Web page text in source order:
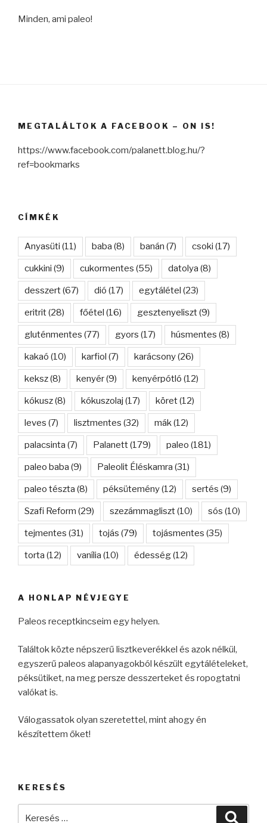
Minden, ami paleo!
MEGTALÁLTOK A FACEBOOK – ON IS!
https://www.facebook.com/palanett.blog.hu/?
ref=bookmarks
CÍMKÉK
Anyasüti (11) baba (8) banán (7) csoki (17)
cukkini (9) cukormentes (55) datolya (8)
desszert(67) dió (17) egytálétel (23)
eritrit(28) főétel (16) gesztenyeliszt(9)
gluténmentes (77) gyors (17) húsmentes (8)
kakaó (10) karfiol (7) karácsony(26)
keksz(8) kenyér(9) kenyérpótló (12)
kókusz(8) kókuszolaj (17) köret(12)
leves (7) lisztmentes (32) mák(12)
palacsinta (7) Palanett(179) paleo (181)
paleo baba (9) Paleolit Éléskamra (31)
paleo tészta (8) péksütemény(12) sertés (9)
Szafi Reform (29) szezámmagliszt(10) sós (10)
tejmentes (31) tojás (79) tojásmentes (35)
torta (12) vanília (10) édesség(12)
A HONLAP NÉVJEGYE
Paleos receptkincseim egy helyen.
Találtok közte népszerű lisztkeverékkel és azok nélkül,
egyszerű paleos alapanyagokból készült egytálételeket,
péksütiket, na meg persze desszerteket és ropogtatni
valókat is.
Válogassatok olyan szeretettel, mint ahogy én
készítettem őket!
KERESÉS